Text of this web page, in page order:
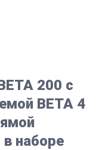
200 с
BETA 4
наборе